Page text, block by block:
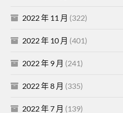
2022 年 11 月 (322)
2022 年 10 月 (401)
2022 年 9 月 (241)
2022 年 8 月 (335)
2022 年 7 月 (139)